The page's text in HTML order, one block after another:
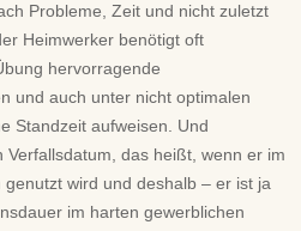
Probleme, Zeit und nicht zuletzt
Heimwerker benötigt oft
hervorragende
und auch unter nicht optimalen
Standzeit aufweisen. Und
das heißt, wenn er im
wird und deshalb – er ist ja
im harten gewerblichen